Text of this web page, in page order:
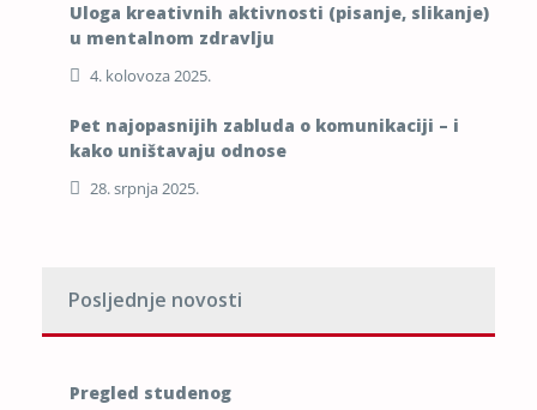
Uloga kreativnih aktivnosti (pisanje, slikanje)
u mentalnom zdravlju
4. kolovoza 2025.
Pet najopasnijih zabluda o komunikaciji – i
kako uništavaju odnose
28. srpnja 2025.
Posljednje novosti
Pregled studenog